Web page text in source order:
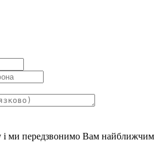
і ми передзвонимо Вам найближчим